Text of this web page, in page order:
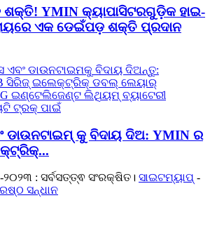
YMIN କ୍ୟାପାସିଟରଗୁଡ଼ିକ ହାଇ-
ଏକ ଡେଇଁପଡ଼ ଶକ୍ତି ପ୍ରଦାନ
ଡାଉନଟାଇମ୍ କୁ ବିଦାୟ ଦିଅ: YMIN ର
: ସର୍ବସତ୍ତ୍ଵ ସଂରକ୍ଷିତ। ସାଇଟମ୍ୟାପ୍ -
ସନ୍ଧାନ